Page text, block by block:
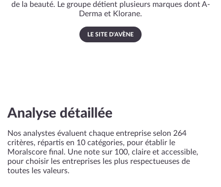
de la beauté. Le groupe détient plusieurs marques dont A-
Derma et Klorane.
LE SITE D'AVÈNE
Analyse détaillée
Nos analystes évaluent chaque entreprise selon 264
critères, répartis en 10 catégories, pour établir le
Moralscore final. Une note sur 100, claire et accessible,
pour choisir les entreprises les plus respectueuses de
toutes les valeurs.